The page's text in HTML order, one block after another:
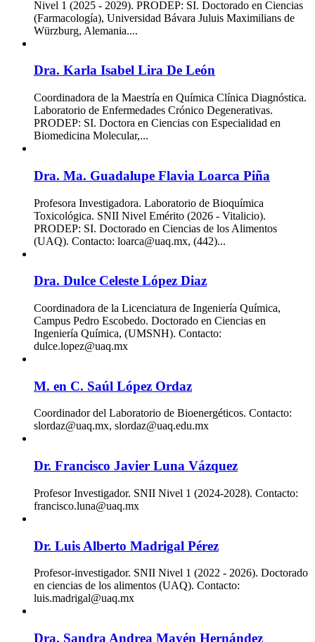
Nivel 1 (2025 - 2029). PRODEP: SI. Doctorado en Ciencias
(Farmacología), Universidad Bávara Juluis Maximilians de
Würzburg, Alemania....
Dra. Karla Isabel Lira De León
Coordinadora de la Maestría en Química Clínica Diagnóstica.
Laboratorio de Enfermedades Crónico Degenerativas.
PRODEP: SI. Doctora en Ciencias con Especialidad en
Biomedicina Molecular,...
Dra. Ma. Guadalupe Flavia Loarca Piña
Profesora Investigadora. Laboratorio de Bioquímica
Toxicológica. SNII Nivel Emérito (2026 - Vitalicio).
PRODEP: SI. Doctorado en Ciencias de los Alimentos
(UAQ). Contacto: loarca@uaq.mx, (442)...
Dra. Dulce Celeste López Diaz
Coordinadora de la Licenciatura de Ingeniería Química,
Campus Pedro Escobedo. Doctorado en Ciencias en
Ingeniería Química, (UMSNH). Contacto:
dulce.lopez@uaq.mx
M. en C. Saúl López Ordaz
Coordinador del Laboratorio de Bioenergéticos. Contacto:
slordaz@uaq.mx, slordaz@uaq.edu.mx
Dr. Francisco Javier Luna Vázquez
Profesor Investigador. SNII Nivel 1 (2024-2028). Contacto:
francisco.luna@uaq.mx
Dr. Luis Alberto Madrigal Pérez
Profesor-investigador. SNII Nivel 1 (2022 - 2026). Doctorado
en ciencias de los alimentos (UAQ). Contacto:
luis.madrigal@uaq.mx
Dra. Sandra Andrea Mayén Hernández